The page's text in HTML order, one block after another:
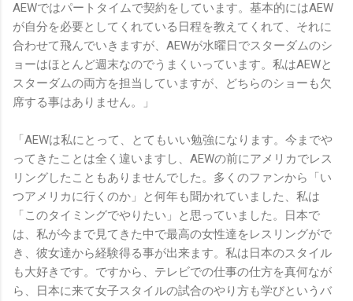
AEWではパートタイムで契約をしています。基本的にはAEW
が自分を必要としてくれている日程を教えてくれて、それに
合わせて飛んでいきますが、AEWが水曜日でスターダムのシ
ョーはほとんど週末なのでうまくいっています。私はAEWと
スターダムの両方を担当していますが、どちらのショーも欠
席する事はありません。」
「AEWは私にとって、とてもいい勉強になります。今までや
ってきたことは全く違いますし、AEWの前にアメリカでレス
リングしたこともありませんでした。多くのファンから「い
つアメリカに行くのか」と何年も聞かれていました、私は
「このタイミングでやりたい」と思っていました。日本で
は、私が今まで見てきた中で最高の女性達をレスリングがで
き、彼女達から経験得る事が出来ます。私は日本のスタイル
も大好きです。ですから、テレビでの仕事の仕方を真何なが
ら、日本に来て女子スタイルの試合のやり方も学びというバ